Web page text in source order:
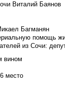
Виталий Баянов
Багманян
помощь
из Сочи:
вином
место